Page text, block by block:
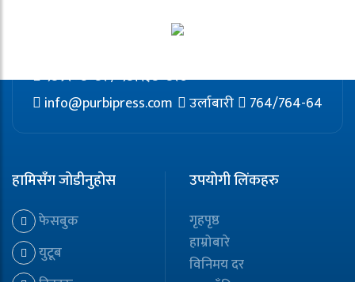
९८५२०८०८२ / ९८११३८०८२७
info@purbipress.com
उर्लाबारी 764/764-64
हामिसँग जोडीनुहोस
फेसबुक
युटूब
उपयोगी लिंकहरु
गृहपृष्ठ
हाम्रोबारे
विनिमय दर